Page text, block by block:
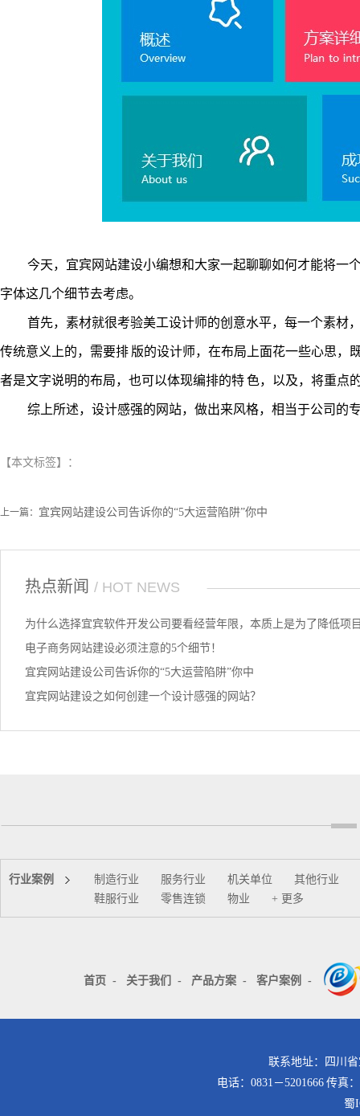
今天， 宜宾网站建设小编想和大家一起聊聊如何才能将一
字体这几个细节去考虑。
首先，素材就很考验美工设计师的创意水平，每一个素材
传统意义上的，需要排 版的设计师，在布局上面花一些心思
者是文字说明的布局，也可以体现编排的特 色，以及，将重点
综上所述，设计感强的网站，做出来风格，相当于公司的
【本文标签】：
上一篇： 宜宾网站建设公司告诉你的“5大运营陷阱”你中
热点新闻 / HOT NEWS
为什么选择宜宾软件开发公司要看经营年限，本质上是为了降低项
电子商务网站建设必须注意的5个细节！
宜宾网站建设公司告诉你的“5大运营陷阱”你中
宜宾网站建设之如何创建一个设计感强的网站？
行业案例 制造行业 服务行业 机关单位
其他行业
鞋服行业
零售连锁 物业 + 更多
首页 - 关于我们 - 产品方案 - 客户案例 -
联系地址：四川
电话：0831－5201666 传真
蜀